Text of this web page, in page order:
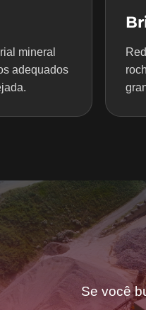
mineral
adequados
Se você